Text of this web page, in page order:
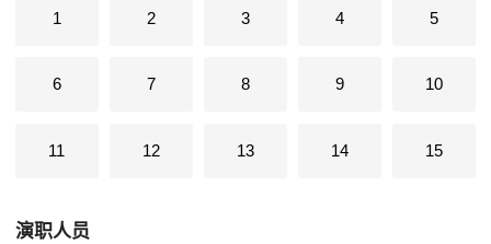
1 2 3 4 5
6 7 8 9 10
11 12 13 14 15
演职人员